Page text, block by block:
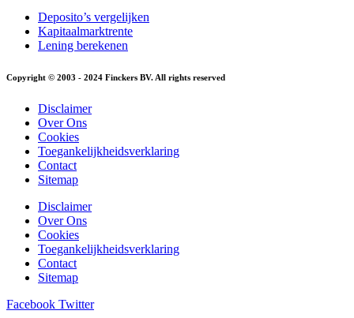
Deposito’s vergelijken
Kapitaalmarktrente
Lening berekenen
Copyright © 2003 - 2024 Finckers BV. All rights reserved
Disclaimer
Over Ons
Cookies
Toegankelijkheidsverklaring
Contact
Sitemap
Disclaimer
Over Ons
Cookies
Toegankelijkheidsverklaring
Contact
Sitemap
Facebook Twitter